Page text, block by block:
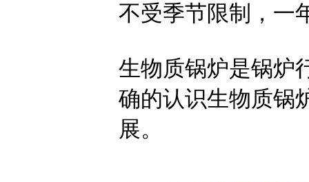
不受季节限制，一
生物质锅炉是锅炉
确的认识生物质锅
展。